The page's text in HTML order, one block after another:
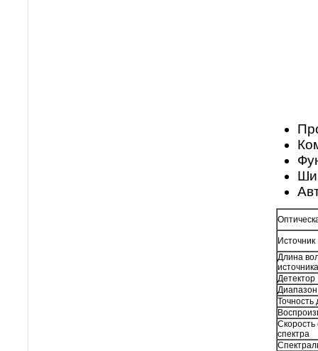
Источник
Длина
источника
Детектор
Скорость
спектра